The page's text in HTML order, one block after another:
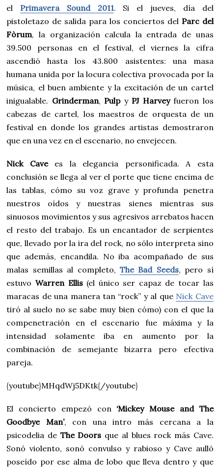
el Primavera Sound 2011. Si el jueves, día del
pistoletazo de salida para los conciertos del Parc del
Fòrum, la organización calcula la entrada de unas
39.500 personas en el festival, el viernes la cifra
ascendió hasta los 43.800 asistentes: una masa
humana unida por la locura colectiva provocada por la
música, el buen ambiente y la excitación de un cartel
inigualable. Grinderman, Pulpy PJ Harveyfueron los
cabezas de cartel, los maestros de orquesta de un
festival en donde los grandes artistas demostraron
que en una vez en el escenario, no envejecen.
Nick Cavees la elegancia personificada. A esta
conclusión se llega al ver el porte que tiene encima de
las tablas, cómo su voz grave y profunda penetra
nuestros oídos y nuestras sienes mientras sus
sinuosos movimientos y sus agresivos arrebatos hacen
el resto del trabajo. Es un encantador de serpientes
que, llevado por la ira del rock, no sólo interpreta sino
que además, encandila. No iba acompañado de sus
malas semillas al completo, The Bad Seeds, pero sí
estuvoWarren Ellis(el único ser capaz de tocar las
maracas de una manera tan “rock” y al que Nick Cave
tiró al suelo no se sabe muy bien cómo) con el que la
compenetración en el escenario fue máxima y la
intensidad solamente iba en aumento por la
combinación de semejante bizarra pero efectiva
pareja.
{youtube}MHqdWj5DKtk{/youtube}
El concierto empezó con ‘Mickey Mouse and The
Goodbye Man’, con una intro más cercana a la
psicodelia de The Doors que al blues rock más Cave.
Sonó violento, sonó convulso y rabioso y Cave aulló
poseído por ese alma de lobo que lleva dentro y que